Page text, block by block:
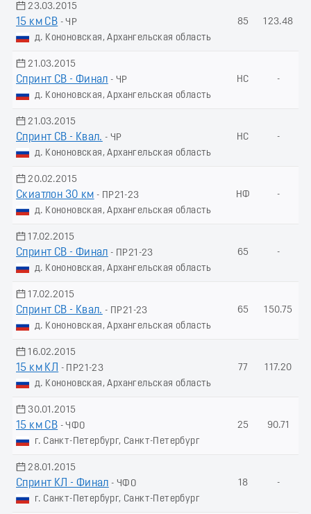
23.03.2015
15 км СВ - ЧР
д. Кононовская, Архангельская область
85 123.48
21.03.2015
Спринт СВ - Финал - ЧР
д. Кононовская, Архангельская область
НС -
21.03.2015
Спринт СВ - Квал. - ЧР
д. Кононовская, Архангельская область
НС -
20.02.2015
Скиатлон 30 км - ПР21-23
д. Кононовская, Архангельская область
НФ -
17.02.2015
Спринт СВ - Финал - ПР21-23
д. Кононовская, Архангельская область
65 -
17.02.2015
Спринт СВ - Квал. - ПР21-23
д. Кононовская, Архангельская область
65 150.75
16.02.2015
15 км КЛ
- ПР21-23
д. Кононовская, Архангельская область
77 117.20
30.01.2015
15 км СВ - ЧФО
г. Санкт-Петербург, Санкт-Петербург
25 90.71
28.01.2015
Спринт КЛ - Финал - ЧФО
г. Санкт-Петербург, Санкт-Петербург
18 -